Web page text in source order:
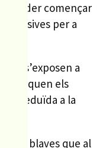
i poder començar
per a
s’exposen a
indiquen els
reduïda a la
blaves que al